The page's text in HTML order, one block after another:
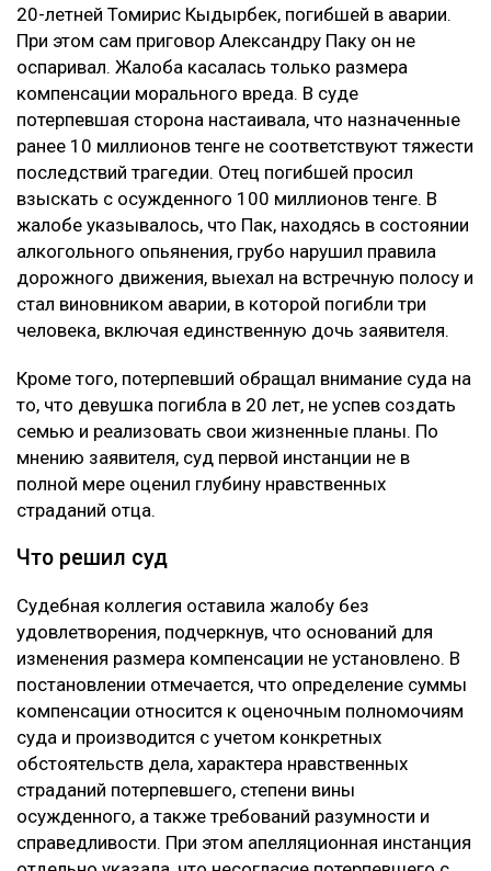
Апелляционный суд Алматы рассмотрел спор о
размере компенсации морального вреда по делу о
смертельном ДТП на проспекте аль-Фараби. Отец
одной из погибших в аварии девушек просил
увеличить выплату с 10 до 100 миллионов тенге,
сообщает Ulysmedia.kz.
ЧИТАЙТЕ ТАКЖЕ
Блогер из Алматы поплатился за мат и непристойные
видео в сети
Курсы валют: сколько стоит доллар в обменниках
Казахстана 8 августа
Воздух может ухудшиться в нескольких городах
Глубину страданий отца не оценили
Апелляцию подал потерпевший Шотенов Р.К. — отец
20-летней Томирис Кыдырбек, погибшей в аварии.
При этом сам приговор Александру Паку он не
оспаривал. Жалоба касалась только размера
компенсации морального вреда. В суде
потерпевшая сторона настаивала, что назначенные
ранее 10 миллионов тенге не соответствуют тяжести
последствий трагедии. Отец погибшей просил
взыскать с осужденного 100 миллионов тенге. В
жалобе указывалось, что Пак, находясь в состоянии
алкогольного опьянения, грубо нарушил правила
дорожного движения, выехал на встречную полосу и
стал виновником аварии, в которой погибли три
человека, включая единственную дочь заявителя.